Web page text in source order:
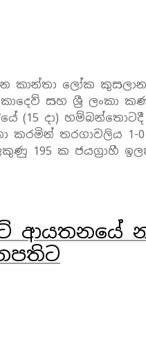
කාන්තා ලෝක
සහ ශ්‍රී ලංකා
(15 දා)
කරමින් තරගාවලිය 1-
195 ක ජයග්‍රාහී
ආයතනයේ